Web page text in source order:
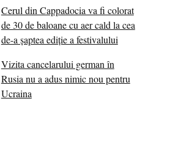
Cerul din Cappadocia va fi colorat
de 30 de baloane cu aer cald la cea
de-a șaptea ediție a festivalului
Vizita cancelarului german în
Rusia nu a adus nimic nou pentru
Ucraina